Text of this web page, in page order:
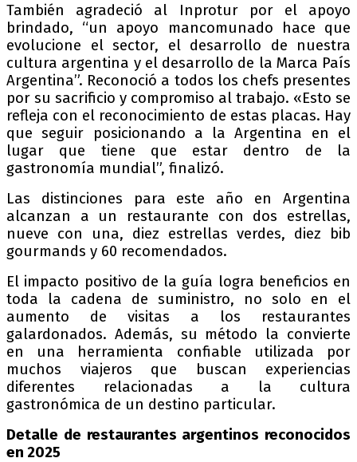
También agradeció al Inprotur por el apoyo
brindado, “un apoyo mancomunado hace que
evolucione el sector, el desarrollo de nuestra
cultura argentina y el desarrollo de la Marca País
Argentina”. Reconoció a todos los chefs presentes
por su sacrificio y compromiso al trabajo. «Esto se
refleja con el reconocimiento de estas placas. Hay
que seguir posicionando a la Argentina en el
lugar que tiene que estar dentro de la
gastronomía mundial”, finalizó.
Las distinciones para este año en Argentina
alcanzan a un restaurante con dos estrellas,
nueve con una, diez estrellas verdes, diez bib
gourmands y 60 recomendados.
El impacto positivo de la guía logra beneficios en
toda la cadena de suministro, no solo en el
aumento de visitas a los restaurantes
galardonados. Además, su método la convierte
en una herramienta confiable utilizada por
muchos viajeros que buscan experiencias
diferentes relacionadas a la cultura
gastronómica de un destino particular.
Detalle de restaurantes argentinos reconocidos
en 2025